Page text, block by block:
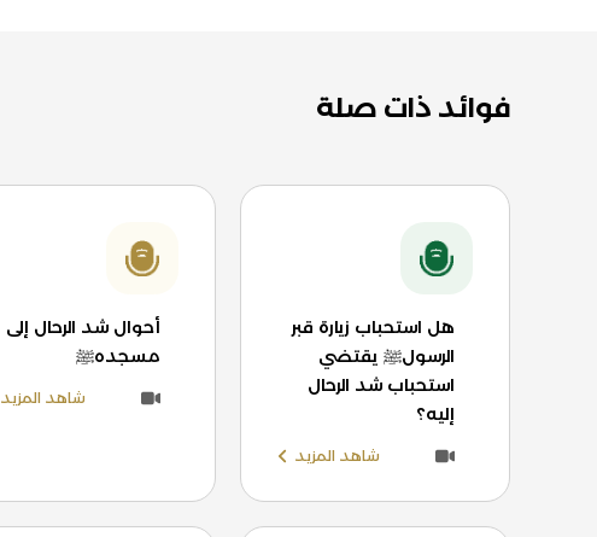
فوائد ذات صلة
هل استحباب زيارة قبر
الرسولﷺ يقتضي
استحباب شد الرحال
إليه؟
شاهد المزيد
أحوال شد الرحال إلى
مسجدهﷺ
شاهد المزيد